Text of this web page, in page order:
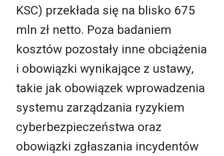
KSC) przekłada się na blisko 675
mln zł netto. Poza badaniem
kosztów pozostały inne obciążenia
i obowiązki wynikające z ustawy,
takie jak obowiązek wprowadzenia
systemu zarządzania ryzykiem
cyberbezpieczeństwa oraz
obowiązki zgłaszania incydentów